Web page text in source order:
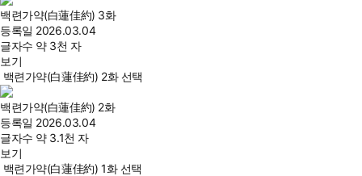
백련가약(白蓮佳約) 3화
등록일 2026.03.04
글자수 약 3천 자
보기
백련가약(白蓮佳約) 2화 선택
백련가약(白蓮佳約) 2화
등록일 2026.03.04
글자수 약 3.1천 자
보기
백련가약(白蓮佳約) 1화 선택